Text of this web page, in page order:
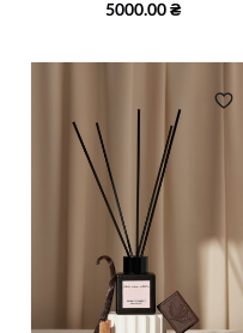
5000.00 ₴